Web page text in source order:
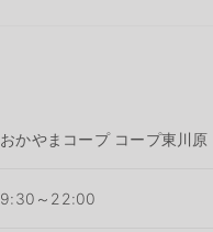
おかやまコープ コープ東川原
9:30～22:00